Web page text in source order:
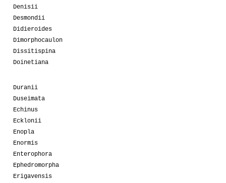
Denisii
Desmondii
Didieroides
Dimorphocaulon
Dissitispina
Doinetiana
Duranii
Duseimata
Echinus
Ecklonii
Enopla
Enormis
Enterophora
Ephedromorpha
Erigavensis